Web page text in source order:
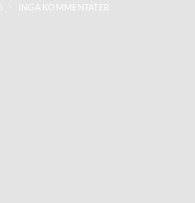
INGA KOMMENTATER